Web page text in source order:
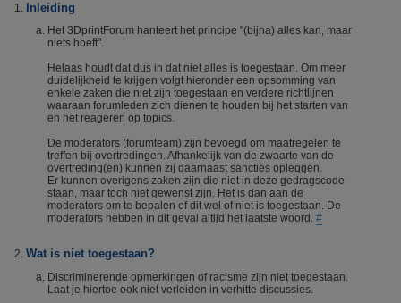
Inleiding
Het 3DprintForum hanteert het principe "(bijna) alles kan, maar
niets hoeft".
Helaas houdt dat dus in dat niet alles is toegestaan. Om meer
duidelijkheid te krijgen volgt hieronder een opsomming van
enkele zaken die niet zijn toegestaan en verdere richtlijnen
waaraan forumleden zich dienen te houden bij het starten van
en het reageren op topics.
De moderators (forumteam) zijn bevoegd om maatregelen te
treffen bij overtredingen. Afhankelijk van de zwaarte van de
overtreding(en) kunnen zij daarnaast sancties opleggen.
Er kunnen overigens zaken zijn die niet in deze gedragscode
staan, maar toch niet gewenst zijn. Het is dan aan de
moderators om te bepalen of dit wel of niet is toegestaan. De
moderators hebben in dit geval altijd het laatste woord. #
Wat is niet toegestaan?
Discriminerende opmerkingen of racisme zijn niet toegestaan.
Laat je hiertoe ook niet verleiden in verhitte discussies.